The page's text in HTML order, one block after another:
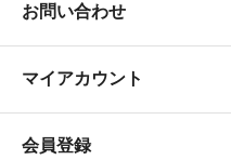
お問い合わせ
マイアカウント
会員登録